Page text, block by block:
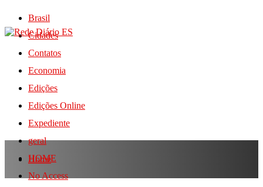
Brasil
Cidades
Contatos
Economia
Edições
Edições Online
Expediente
geral
HOME
No Access
Home